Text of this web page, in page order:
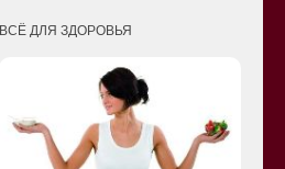
ВСЁ ДЛЯ ЗДОРОВЬЯ